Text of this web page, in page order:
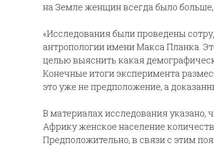
на Земле женщин всегда было
«Исследования были проведены
антропологии имени Макса Планка.
целью выяснить какая
Конечные итоги эксперимента
это уже не предположение, а
В материалах исследования указано,
Африку женское население
Предположительно, в связи с этим